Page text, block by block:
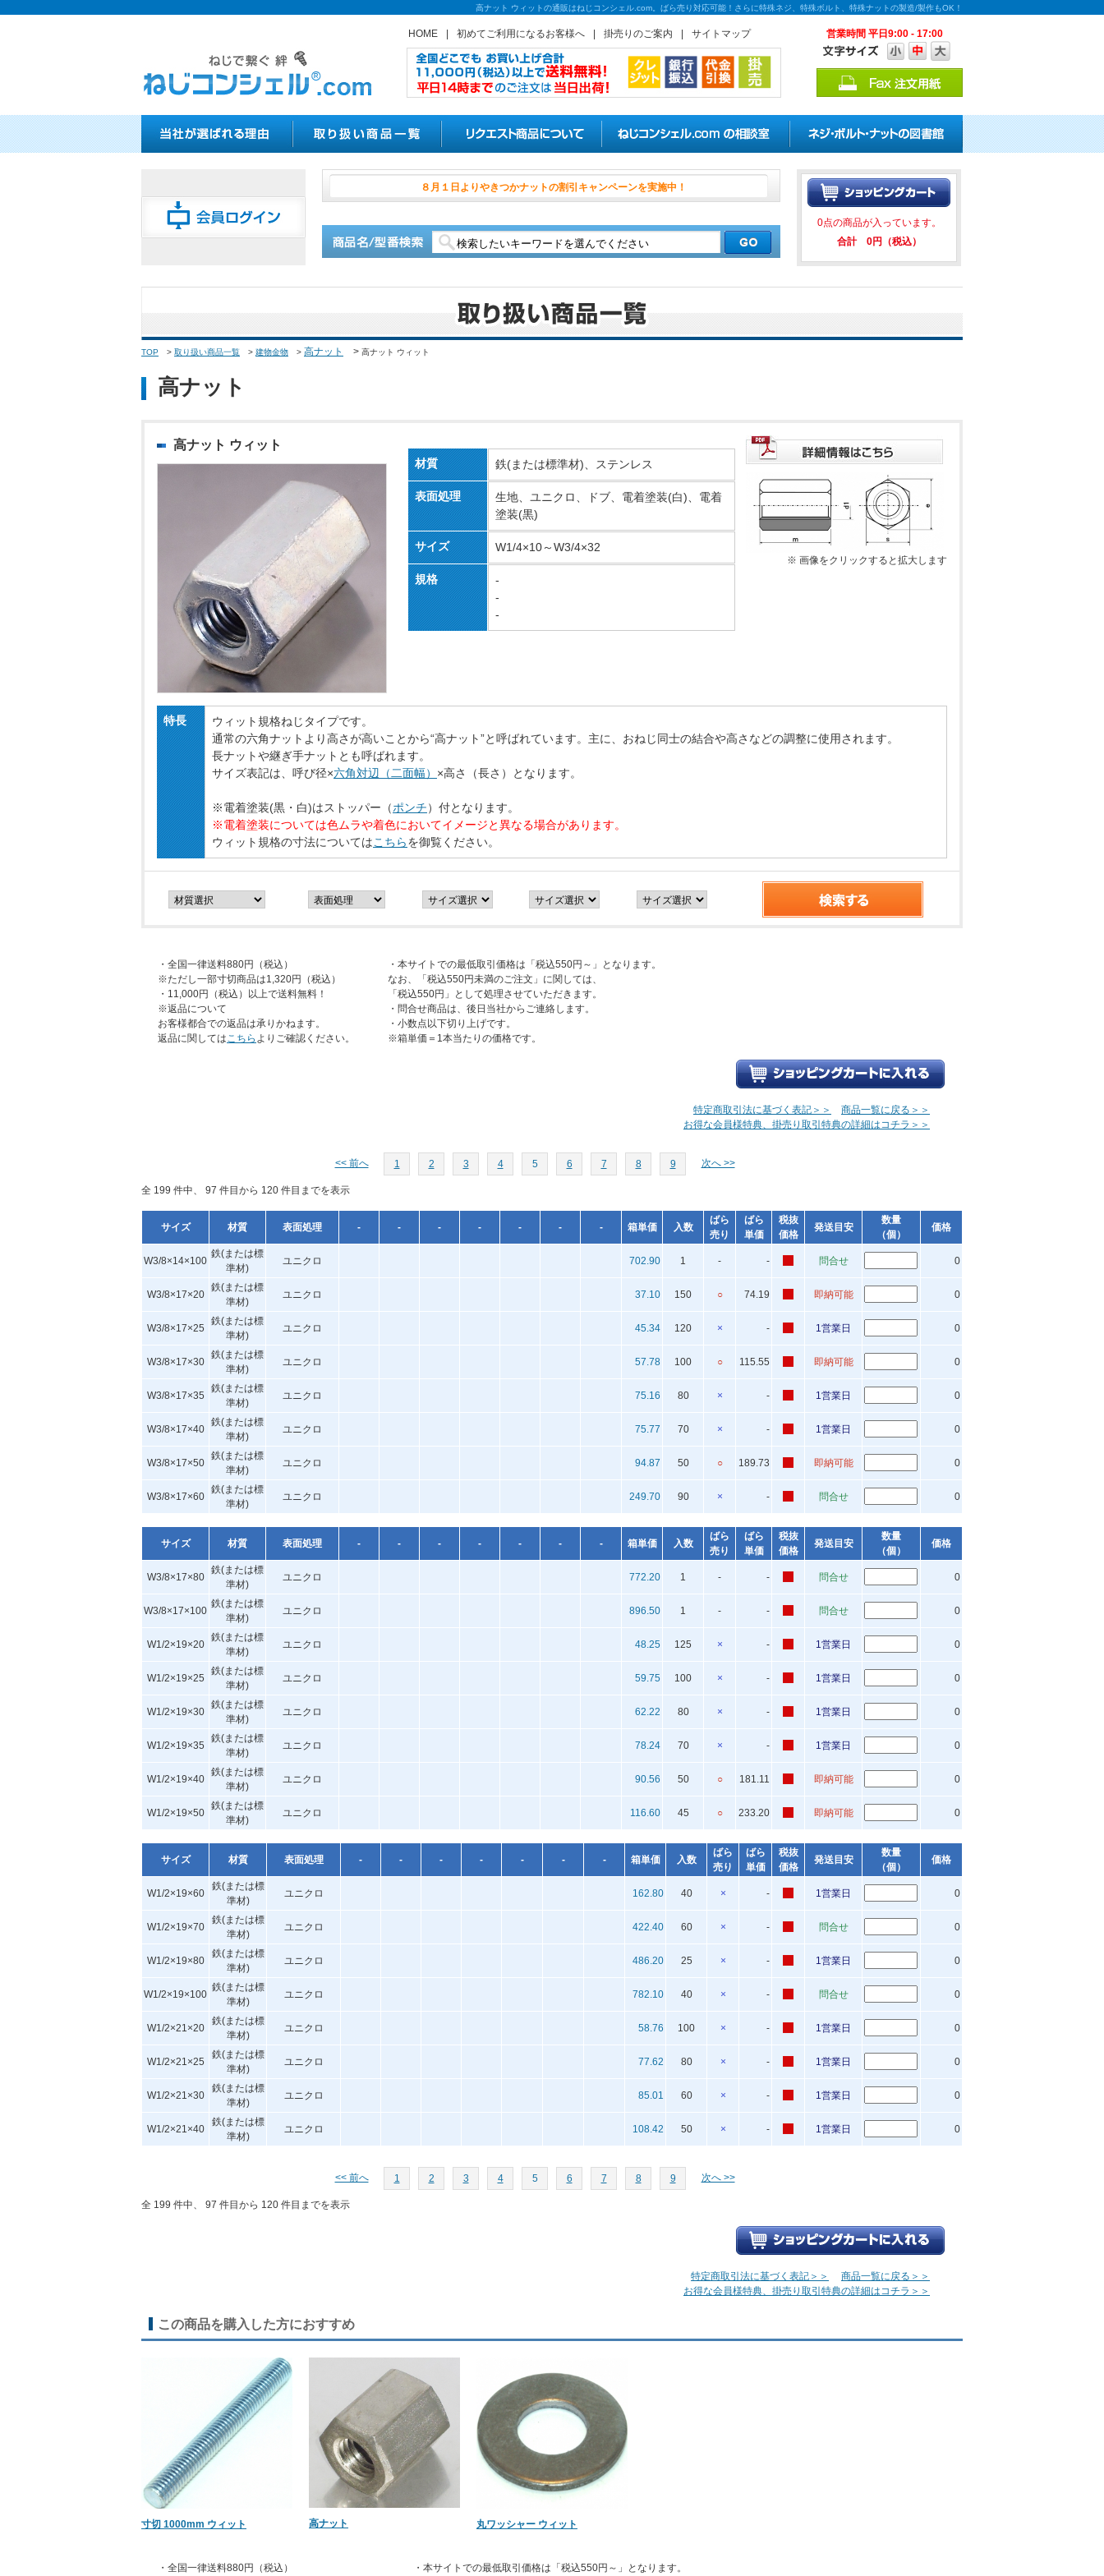
高ナット ウィットの通販はねじコンシェル.com。ばら売り対応可能！さらに特殊ネジ、特殊ボルト、特殊ナットの製造/製作もOK！
HOME 初めてご利用になるお客様へ 掛売りのご案内 サイトマップ 営業時間 平日9:00 - 17:00
８月１日よりやきつかナットの割引キャンペーンを実施中！
0点の商品が入っています。
合計 0円（税込）
TOP > 取り扱い商品一覧 > 建物金物 > 高ナット > 高ナット ウィット
高ナット
高ナット ウィット
材質 鉄(または標準材)、ステンレス
表面処理
生地、ユニクロ、ドブ、電着塗装(白)、電着
塗装(黒)
サイズ W1/4×10～W3/4×32
規格
-
-
-
※ 画像をクリックすると拡大します
特長
ウィット規格ねじタイプです。
通常の六角ナットより高さが高いことから“高ナット”と呼ばれています。主に、おねじ同士の結合や高さなどの調整に使用されます。
長ナットや継ぎ手ナットとも呼ばれます。
サイズ表記は、呼び径×六角対辺（二面幅） ×高さ（長さ）となります。
※電着塗装(黒・白)はストッパー（ポンチ）付となります。
※電着塗装については色ムラや着色においてイメージと異なる場合があります。
ウィット規格の寸法についてはこちらを御覧ください。
・全国一律送料880円（税込）
※ただし一部寸切商品は1,320円（税込）
・11,000円（税込）以上で送料無料！
※返品について
お客様都合での返品は承りかねます。
返品に関してはこちら よりご確認ください。
・本サイトでの最低取引価格は「税込550円～」となります。
なお、「税込550円未満のご注文」に関しては、
「税込550円」として処理させていただきます。
・問合せ商品は、後日当社からご連絡します。
・小数点以下切り上げです。
※箱単価＝1本当たりの価格です。
特定商取引法に基づく表記＞＞
商品一覧に戻る＞＞
お得な会員様特典、掛売り取引特典の詳細はコチラ＞＞
<< 前へ 1 2 3 4 5 6 7 8 9 次へ >>
全 199 件中、 97 件目から 120 件目までを表示
サイズ 材質 表面処理 - - - - - - - 箱単価 入数
ばら
売り
ばら
単価
税抜
価格
発送目安
数量
（個）
価格
W3/8×14×100
鉄(または標
準材)
ユニクロ 702.90 1 - - 問合せ 0
W3/8×17×20
鉄(または標
準材)
ユニクロ 37.10 150 ○ 74.19 即納可能 0
W3/8×17×25
鉄(または標
準材)
ユニクロ 45.34 120 × - 1営業日 0
W3/8×17×30
鉄(または標
準材)
ユニクロ 57.78 100 ○ 115.55 即納可能 0
W3/8×17×35
鉄(または標
準材)
ユニクロ 75.16 80 × - 1営業日 0
W3/8×17×40
鉄(または標
準材)
ユニクロ 75.77 70 × - 1営業日 0
W3/8×17×50
鉄(または標
準材)
ユニクロ 94.87 50 ○ 189.73 即納可能 0
W3/8×17×60
鉄(または標
準材)
ユニクロ 249.70 90 × - 問合せ 0
サイズ 材質 表面処理 - - - - - - - 箱単価 入数
ばら
売り
ばら
単価
税抜
価格
発送目安
数量
（個）
価格
W3/8×17×80
鉄(または標
準材)
ユニクロ 772.20 1 - - 問合せ 0
W3/8×17×100
鉄(または標
準材)
ユニクロ 896.50 1 - - 問合せ 0
W1/2×19×20
鉄(または標
準材)
ユニクロ 48.25 125 × - 1営業日 0
W1/2×19×25
鉄(または標
準材)
ユニクロ 59.75 100 × - 1営業日 0
W1/2×19×30
鉄(または標
準材)
ユニクロ 62.22 80 × - 1営業日 0
W1/2×19×35
鉄(または標
準材)
ユニクロ 78.24 70 × - 1営業日 0
W1/2×19×40
鉄(または標
準材)
ユニクロ 90.56 50 ○ 181.11 即納可能 0
W1/2×19×50
鉄(または標
準材)
ユニクロ 116.60 45 ○ 233.20 即納可能 0
サイズ 材質 表面処理 - - - - - - - 箱単価 入数
ばら
売り
ばら
単価
税抜
価格
発送目安
数量
（個）
価格
W1/2×19×60
鉄(または標
準材)
ユニクロ 162.80 40 × - 1営業日 0
W1/2×19×70
鉄(または標
準材)
ユニクロ 422.40 60 × - 問合せ 0
W1/2×19×80
鉄(または標
準材)
ユニクロ 486.20 25 × - 1営業日 0
W1/2×19×100
鉄(または標
準材)
ユニクロ 782.10 40 × - 問合せ 0
W1/2×21×20
鉄(または標
準材)
ユニクロ 58.76 100 × - 1営業日 0
W1/2×21×25
鉄(または標
準材)
ユニクロ 77.62 80 × - 1営業日 0
W1/2×21×30
鉄(または標
準材)
ユニクロ 85.01 60 × - 1営業日 0
W1/2×21×40
鉄(または標
準材)
ユニクロ 108.42 50 × - 1営業日 0
<< 前へ 1 2 3 4 5 6 7 8 9 次へ >>
全 199 件中、 97 件目から 120 件目までを表示
特定商取引法に基づく表記＞＞
商品一覧に戻る＞＞
お得な会員様特典、掛売り取引特典の詳細はコチラ＞＞
この商品を購入した方におすすめ
寸切 1000mm ウィット 高ナット 丸ワッシャー ウィット
・全国一律送料880円（税込） ・本サイトでの最低取引価格は「税込550円～」となります。